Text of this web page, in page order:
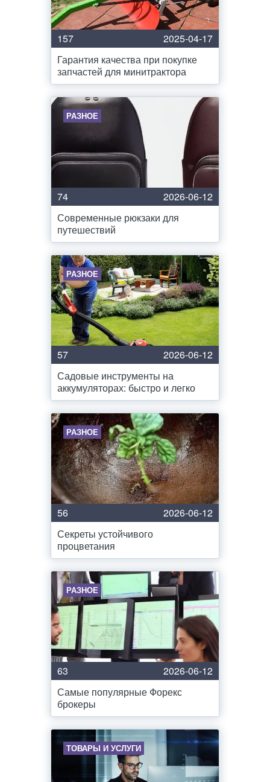
157
2025-04-17
Гарантия качества при покупке
запчастей для минитрактора
РАЗНОЕ
74
2026-06-12
Современные рюкзаки для
путешествий
РАЗНОЕ
57
2026-06-12
Садовые инструменты на
аккумуляторах: быстро и легко
РАЗНОЕ
56
2026-06-12
Секреты устойчивого
процветания
РАЗНОЕ
63
2026-06-12
Самые популярные Форекс
брокеры
ТОВАРЫ И УСЛУГИ